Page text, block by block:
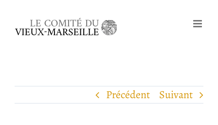
Précédent Suivant